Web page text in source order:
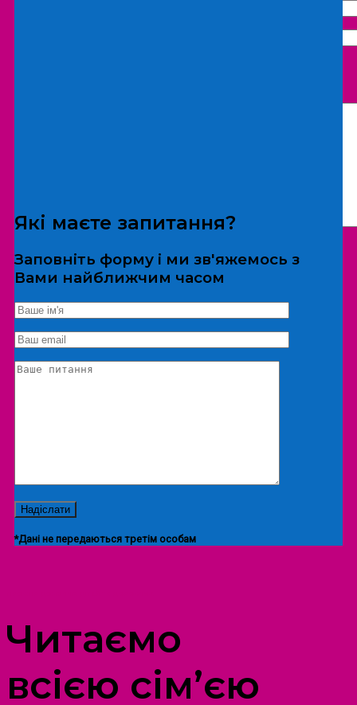
*Дані не передаються третім особам
Екскурсія/локація
Які маєте запитання?
Заповніть форму і ми зв'яжемось з
Вами найближчим часом
*Дані не передаються третім особам
Читаємо
всією сім’єю